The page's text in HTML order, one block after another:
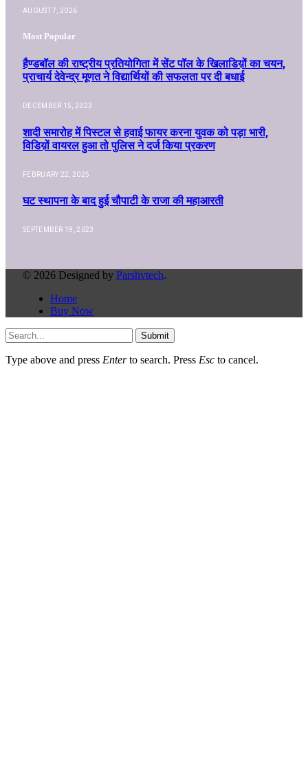
AUGUST 7, 2026
Most Popular
हैण्डबॉल की राष्ट्रीय प्रतियोगिता में सेंट पॉल के खिलाडिय़ों का चयन,
प्राचार्य देवेन्द्र मूणत ने विद्यार्थियों की सफलता पर दी बधाई
DECEMBER 15, 2023
शादी समारोह में पिस्टल से हवाई फायर करना युवक को पड़ा भारी,
विडिय़ों वायरल हुआ तो पुलिस ने दर्ज किया प्रकरण
FEBRUARY 22, 2025
घट स्थापना के बाद हुई चौपाटी के राजा की महाआरती
SEPTEMBER 19, 2023
© 2026 Designed by Parshvtech.
Home
Buy Now
Submit
Type above and press Enterto search. Press Esc to cancel.